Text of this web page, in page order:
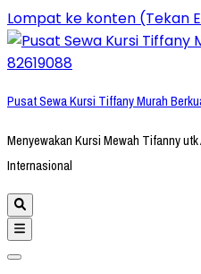
Lompat ke konten (Tekan
Pusat Sewa Kursi Tiffany Murah
Menyewakan Kursi Mewah Tifanny
Internasional